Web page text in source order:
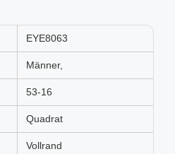
EYE8063
Männer,
53-16
Quadrat
Vollrand